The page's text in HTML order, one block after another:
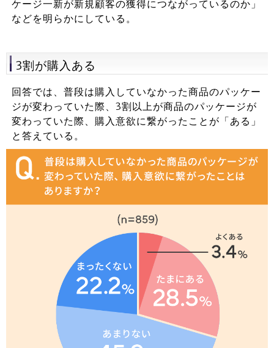
ケージ一新が新規顧客の獲得につながっているのか」
などを明らかにしている。
3割が購入ある
回答では、普段は購入していなかった商品のパッケー
ジが変わっていた際、3割以上が商品のパッケージが
変わっていた際、購入意欲に繋がったことが「ある」
と答えている。